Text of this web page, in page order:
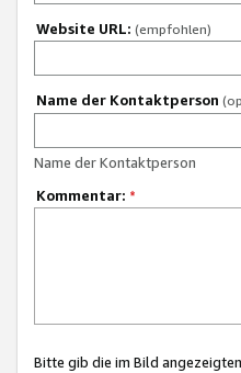
Website URL: (empfohlen)
Name der Kontaktperson
Name der Kontaktperson
Kommentar: *
Bitte gib die im Bild